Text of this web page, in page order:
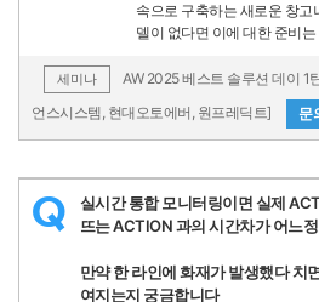
속으로 구축하는 새로운 창
델이 없다면 이에 대한 준비는
세미나
AW 2025 베스트 솔루션 데이 1
언스시스템, 현대오토에버, 원프레딕트]
문
Q
실시간 통합 모니터링이면 실제
뜨는 ACTION 과의 시간차가 어느
만약 한 라인에 화재가 발생했다 치
여지는지 궁금합니다